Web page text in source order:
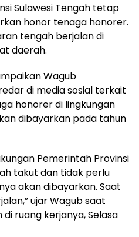
Sulawesi Tengah tetap
honor tenaga honorer.
tengah berjalan di
daerah.
Wagub
di media sosial terkait
honorer di lingkungan
dibayarkan pada tahun
Pemerintah Provinsi
takut dan tidak perlu
akan dibayarkan. Saat
ujar Wagub saat
ruang kerjanya, Selasa